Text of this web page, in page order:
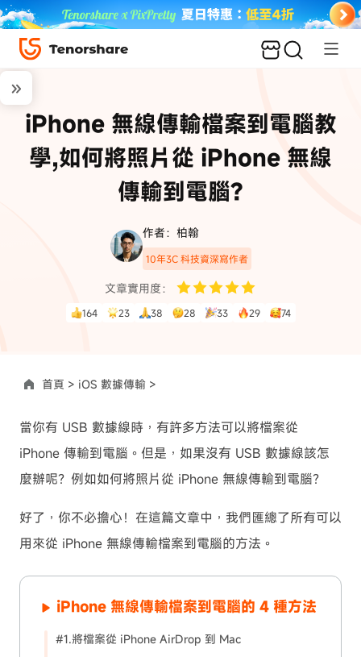
iPhone 無線傳輸檔案到電腦教
學,如何將照片從 iPhone 無線
傳輸到電腦?
作者：柏翰
10年3C 科技資深寫作者
文章實用度：
164 23 38 28 33 29 74
首頁 > iOS 數據傳輸 >
當你有 USB 數據線時，有許多方法可以將檔案從
iPhone 傳輸到電腦。但是，如果沒有 USB 數據線該怎
麼辦呢？例如如何將照片從 iPhone 無線傳輸到電腦？
好了，你不必擔心！在這篇文章中，我們匯總了所有可以
用來從 iPhone 無線傳輸檔案到電腦的方法。
iPhone 無線傳輸檔案到電腦的 4 種方法
#1.將檔案從 iPhone AirDrop 到 Mac